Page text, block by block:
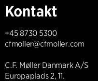
Kontakt
+45 8730 5300
cfmoller@cfmoller.com
C.F. Møller Danmark A/S
Europaplads 2, 11.